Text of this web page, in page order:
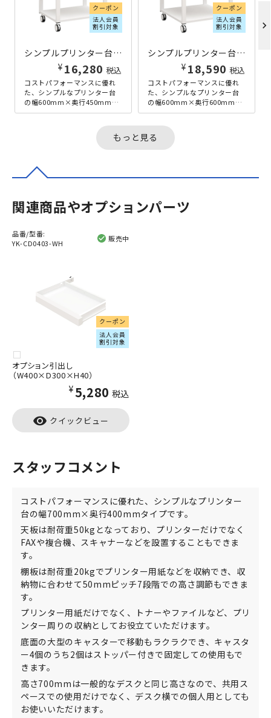
クーポン
法人会員
割引対象
シンプルプリンター台 W600×D450×H700 ホワイト
¥ 16,280 税込
コストパフォーマンスに優れ
た、シンプルなプリンター台
の幅600mm×奥行450mmタ
イプです。天板は耐荷重50kg
クーポン
法人会員
割引対象
シンプルプリンター台 W600×D600×H700 ホワイト
¥ 18,590 税込
コストパフォーマンスに優れ
た、シンプルなプリンター台
の幅600mm×奥行600mmタ
イプです。天板は耐荷重50kg
chevron_right
もっと見る
関連商品やオプションパーツ
品番/型番:
YK-CD0403-WH
販売中
クーポン
法人会員
割引対象
オプション引出し
（W400×D300×H40）
¥5,280 税込
visibility クイックビュー
スタッフコメント
コストパフォーマンスに優れた、シンプルなプリンター
台の幅700mm×奥行400mmタイプです。
天板は耐荷重50kgとなっており、プリンターだけでなく
FAXや複合機、スキャナーなどを設置することもできま
す。
棚板は耐荷重20kgでプリンター用紙などを収納でき、収
納物に合わせて50mmピッチ7段階での高さ調節もできま
す。
プリンター用紙だけでなく、トナーやファイルなど、プリ
ンター周りの収納としてお役立ていただけます。
底面の大型のキャスターで移動もラクラクでき、キャスタ
ー4個のうち2個はストッパー付きで固定しての使用もで
きます。
高さ700mmは一般的なデスクと同じ高さなので、共用ス
ペースでの使用だけでなく、デスク横での個人用としても
お使いいただけます。